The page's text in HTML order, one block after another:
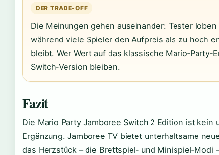
DER TRADE-OFF
Die Meinungen gehen auseinander: Tester
während viele Spieler den Aufpreis als zu hoch
bleibt. Wer Wert auf das klassische
Switch‑Version bleiben.
Fazit
Die Mario Party Jamboree Switch 2 Edition ist kein
Ergänzung. Jamboree TV bietet unterhaltsame
das Herzstück – die Brettspiel‑ und Minispiel‑Modi